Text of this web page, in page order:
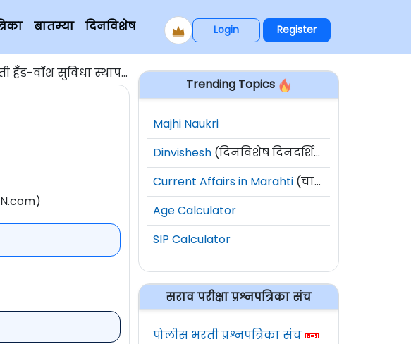
बातम्या दिनविशेष Login Register
हँड-वॉश सुविधा स्थापन
Trending Topics
Majhi Naukri
Dinvishesh (दिनविशेष दिनदर्शिका)
Current Affairs in Marahti (चालू घडामोडी)
Age Calculator
SIP Calculator
सराव परीक्षा प्रश्नपत्रिका संच
पोलीस भरती प्रश्नपत्रिका संच